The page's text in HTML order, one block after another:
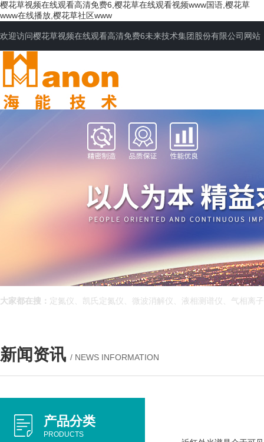
樱花草视频在线观看高清免费6,樱花草在线观看视频www国语,樱花草
www在线播放,樱花草社区www
欢迎访问樱花草视频在线观看高清免费6未来技术集团股份有限公司网站
网站首页
大家都在搜： 定氮仪、凯氏定氮仪、微波消解仪、液相测谱仪、气相离
新闻资讯 / NEWS INFORMATION
产品分类
PRODUCTS